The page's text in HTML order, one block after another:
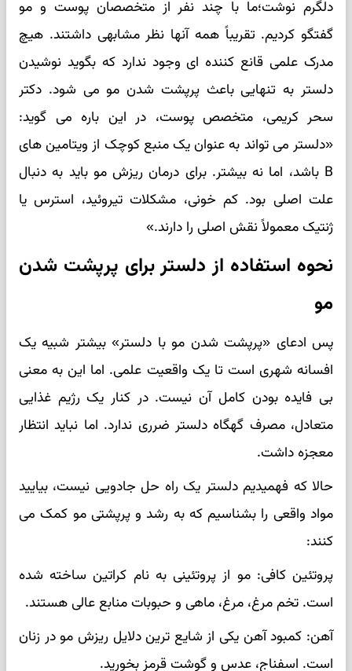
دلگرم نوشت؛ما با چند نفر از متخصصان پوست و مو
گفتگو کردیم. تقریباً همه آنها نظر مشابهی داشتند. هیچ
مدرک علمی قانع کننده ای وجود ندارد که بگوید نوشیدن
دلستر به تنهایی باعث پرپشت شدن مو می شود. دکتر
سحر کریمی، متخصص پوست، در این باره می گوید:
«دلستر می تواند به عنوان یک منبع کوچک از ویتامین های
B باشد، اما نه بیشتر. برای درمان ریزش مو باید به دنبال
علت اصلی بود. کم خونی، مشکلات تیروئید، استرس یا
ژنتیک معمولاً نقش اصلی را دارند.»
نحوه استفاده از دلستر برای پرپشت شدن
مو
پس ادعای «پرپشت شدن مو با دلستر» بیشتر شبیه یک
افسانه شهری است تا یک واقعیت علمی. اما این به معنی
بی فایده بودن کامل آن نیست. در کنار یک رژیم غذایی
متعادل، مصرف گهگاه دلستر ضرری ندارد. اما نباید انتظار
معجزه داشت.
حالا که فهمیدیم دلستر یک راه حل جادویی نیست، بیایید
مواد واقعی را بشناسیم که به رشد و پرپشتی مو کمک می
کنند:
پروتئین کافی: مو از پروتئینی به نام کراتین ساخته شده
است. تخم مرغ، مرغ، ماهی و حبوبات منابع عالی هستند.
آهن: کمبود آهن یکی از شایع ترین دلایل ریزش مو در زنان
است. اسفناج، عدس و گوشت قرمز بخورید.